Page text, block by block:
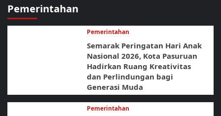
Pemerintahan
Pemerintahan
Semarak Peringatan Hari Anak
Nasional 2026, Kota Pasuruan
Hadirkan Ruang Kreativitas
dan Perlindungan bagi
Generasi Muda
Pemerintahan